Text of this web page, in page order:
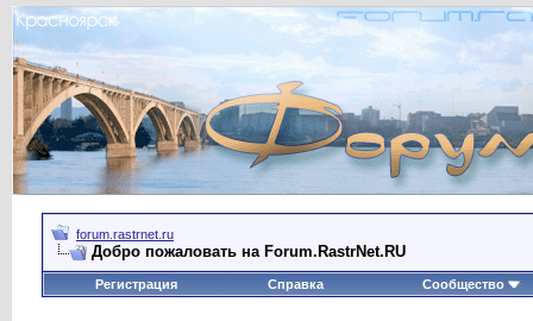
forum.rastrnet.ru
Добро пожаловать на Forum.RastrNet.RU
Регистрация Справка Сообщество